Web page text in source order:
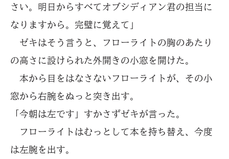
さい。明日からすべてオブシディアン君の担当に
なりますから。完璧に覚えて」
ゼキはそう言うと、フローライトの胸のあたり
の高さに設けられた外開きの小窓を開けた。
本から目をはなさないフローライトが、その小
窓から右腕をぬっと突き出す。
「今朝は左です」すかさずゼキが言った。
フローライトはむっとして本を持ち替え、今度
は左腕を出す。